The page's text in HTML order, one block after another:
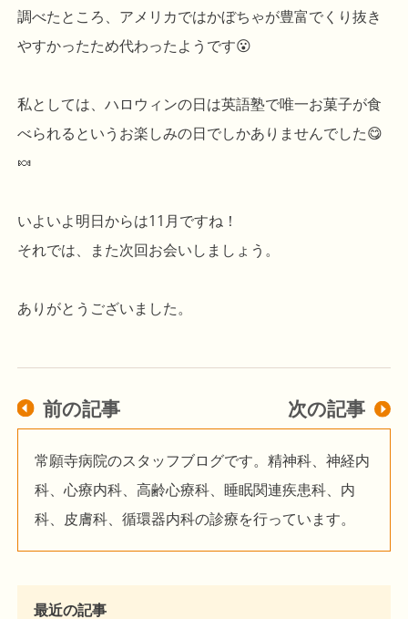
調べたところ、アメリカではかぼちゃが豊富でくり抜き
やすかったため代わったようです😮
私としては、ハロウィンの日は英語塾で唯一お菓子が食
べられるというお楽しみの日でしかありませんでした😋
🍬
いよいよ明日からは11月ですね！
それでは、また次回お会いしましょう。
ありがとうございました。
前の記事 次の記事
常願寺病院のスタッフブログです。精神科、神経内
科、心療内科、高齢心療科、睡眠関連疾患科、内
科、皮膚科、循環器内科の診療を行っています。
最近の記事